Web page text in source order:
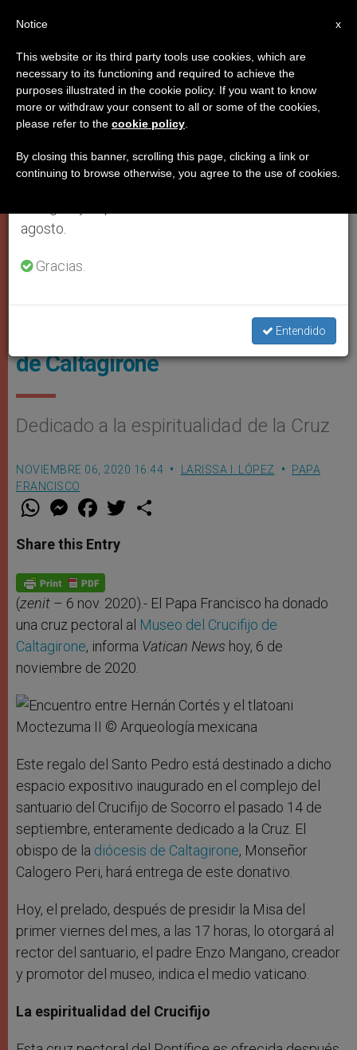
PAPA FRANCISCO
Italia: El Papa dona una cruz
pectoral al Museo del Crucifijo
de Caltagirone
Dedicado a la espiritualidad de la Cruz
NOVIEMBRE 06, 2020 16:44 LARISSA I. LÓPEZ
PAPA
FRANCISCO
W
t
s
p
p
M
e
s
e
g
e
r
F
a
e
b
o
k
w
Share this Entry
(zenit – 6 nov. 2020).- El Papa Francisco ha donado
una cruz pectoral al Museo del Crucifijo de
Caltagirone, informa Vatican News hoy, 6 de
noviembre de 2020.
Este regalo del Santo Pedro está destinado a dicho
espacio expositivo inaugurado en el complejo del
santuario del Crucifijo de Socorro el pasado 14 de
septiembre, enteramente dedicado a la Cruz. El
obispo de la diócesis de Caltagirone, Monseñor
Calogero Peri, hará entrega de este donativo.
Hoy, el prelado, después de presidir la Misa del
primer viernes del mes, a las 17 horas, lo otorgará al
rector del santuario, el padre Enzo Mangano, creador
y promotor del museo, indica el medio vaticano.
La espiritualidad del Crucifijo
×
Aviso importante
Del 27 de julio al 7 de agosto haremos la pausa
anual, aprovechando que en el periodo de verano
se generan menos informaciones y también el
agosto.
Gracias.
Entendido
x
Notice
This website or its third party tools use cookies, which are
necessary to its functioning and required to achieve the
purposes illustrated in the cookie policy. If you want to know
more or withdraw your consent to all or some of the cookies,
please refer to the cookie policy
By closing this banner, scrolling this page, clicking a link or
continuing to browse otherwise, you agree to the use of cookies.